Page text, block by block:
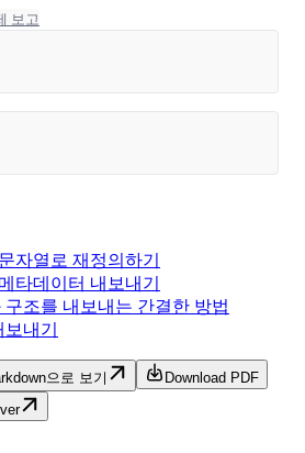
보고
자열로 재정의하기
타데이터 내보내기
구조를 내보내는 간결한 방법
내기
으로 보기
Download PDF